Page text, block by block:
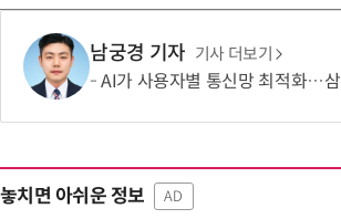
남궁경 기자 기사 더보기
AI가 사용자별 통신망 최적화…삼성전자-NTT도
놓치면 아쉬운 정보 AD